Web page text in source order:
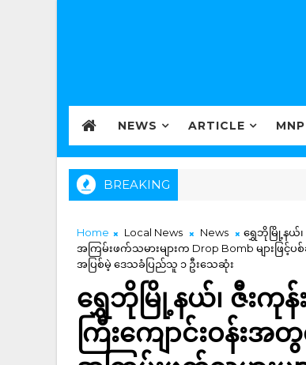
NEWS ARTICLE
BREAKING
Home Local News News
ရွှေဘိုမြို့နယ်၊
အကြမ်းဖက်သမားများက Drop Bomb များဖြင့်
အပြစ်မဲ့ ဒေသခံပြည်သူ ၁ ဦးသေဆုံး
ရွှေဘိုမြို့နယ်၊ ဇီးကုန်
ကြီးကျောင်းဝန်း